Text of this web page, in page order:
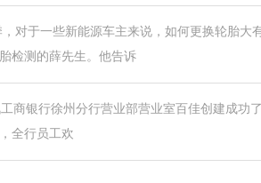
对于一些新能源车主来说，如何更换轮胎大
检测的薛先生。他告诉
商银行徐州分行营业部营业室百佳创建成功
全行员工欢